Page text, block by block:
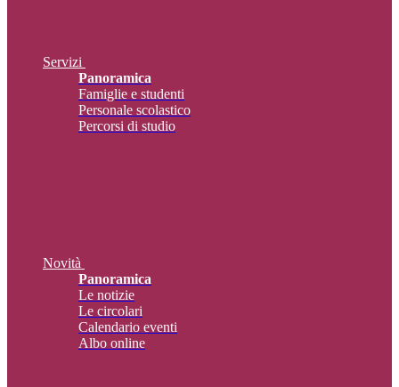
Servizi
Panoramica
Famiglie e studenti
Personale scolastico
Percorsi di studio
Novità
Panoramica
Le notizie
Le circolari
Calendario eventi
Albo online